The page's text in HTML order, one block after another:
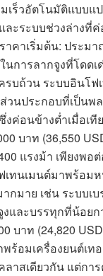
ร็วอัตโนมัติแบบแ
ละระบบช่วงล่างที่
คาเริ่มต้น: ประม
นการลากจูงที่โดด
บถ้วน ระบบอินโฟ
นประกอบที่เป็นพ
อนข้างต่ำเมื่อเที
บาท (36,550
แรงม้า เพียงพ
เทนเมนต์มาพร้อม
มาย เช่น ระบบเ
และบรรทุกที่น้อย
บาท (24,820
ร้อมเครื่องยนต์เท
าสเดียวกัน แต่กา